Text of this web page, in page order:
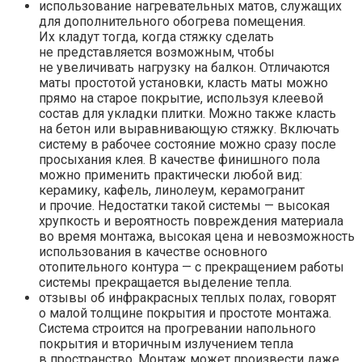
использование нагревательных матов, служащих
для дополнительного обогрева помещения.
Их кладут тогда, когда стяжку сделать
не представляется возможным, чтобы
не увеличивать нагрузку на балкон. Отличаются
маты простотой установки, класть маты можно
прямо на старое покрытие, используя клеевой
состав для укладки плитки. Можно также класть
на бетон или выравнивающую стяжку. Включать
систему в рабочее состояние можно сразу после
просыхания клея. В качестве финишного пола
можно применить практически любой вид:
керамику, кафель, линолеум, керамогранит
и прочие. Недостатки такой системы — высокая
хрупкость и вероятность повреждения материала
во время монтажа, высокая цена и невозможность
использования в качестве основного
отопительного контура — с прекращением работы
системы прекращается выделение тепла.
отзывы об инфракрасных теплых полах, говорят
о малой толщине покрытия и простоте монтажа.
Система строится на прогревании напольного
покрытия и вторичным излучением тепла